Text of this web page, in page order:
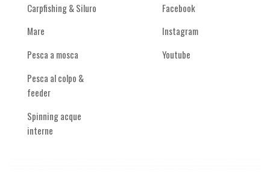
Carpfishing & Siluro
Mare
Pesca a mosca
Pesca al colpo &
feeder
Spinning acque
interne
Facebook
Instagram
Youtube